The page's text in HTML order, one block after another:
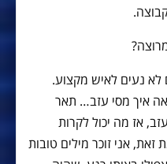
נעים לאיש מקצוע.
איך מסי עזב… תאר
אז מה יכול לקרות
אני זוכר מילים טובות